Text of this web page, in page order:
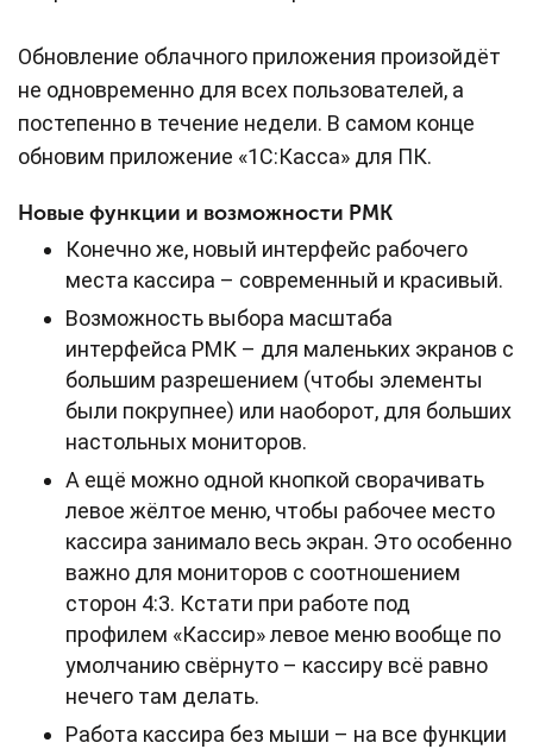
Обновление облачного приложения произойдёт
не одновременно для всех пользователей, а
постепенно в течение недели. В самом конце
обновим приложение «1С:Касса» для ПК.
Новые функции и возможности РМК
Конечно же, новый интерфейс рабочего
места кассира – современный и красивый.
Возможность выбора масштаба
интерфейса РМК – для маленьких экранов с
большим разрешением (чтобы элементы
были покрупнее) или наоборот, для больших
настольных мониторов.
А ещё можно одной кнопкой сворачивать
левое жёлтое меню, чтобы рабочее место
кассира занимало весь экран. Это особенно
важно для мониторов с соотношением
сторон 4:3. Кстати при работе под
профилем «Кассир» левое меню вообще по
умолчанию свёрнуто – кассиру всё равно
нечего там делать.
Работа кассира без мыши – на все функции